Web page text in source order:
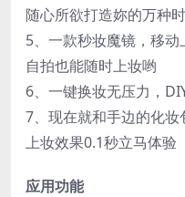
随心所欲打造妳的万种
5、一款秒妆魔镜，移
自拍也能随时上妆哟
6、一键换妆无压力，
7、现在就和手边的化
上妆效果0.1秒立马体验
应用功能